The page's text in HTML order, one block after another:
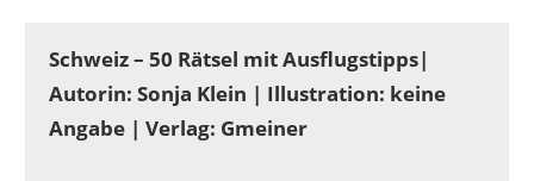
Schweiz – 50 Rätsel mit Ausflugstipps|
Autorin: Sonja Klein | Illustration: keine
Angabe | Verlag: Gmeiner